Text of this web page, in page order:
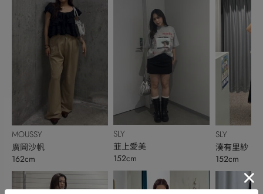
MOUSSY
廣岡沙帆
162cm
SLY
韮上愛美
152cm
SLY
湊有里紗
152cm